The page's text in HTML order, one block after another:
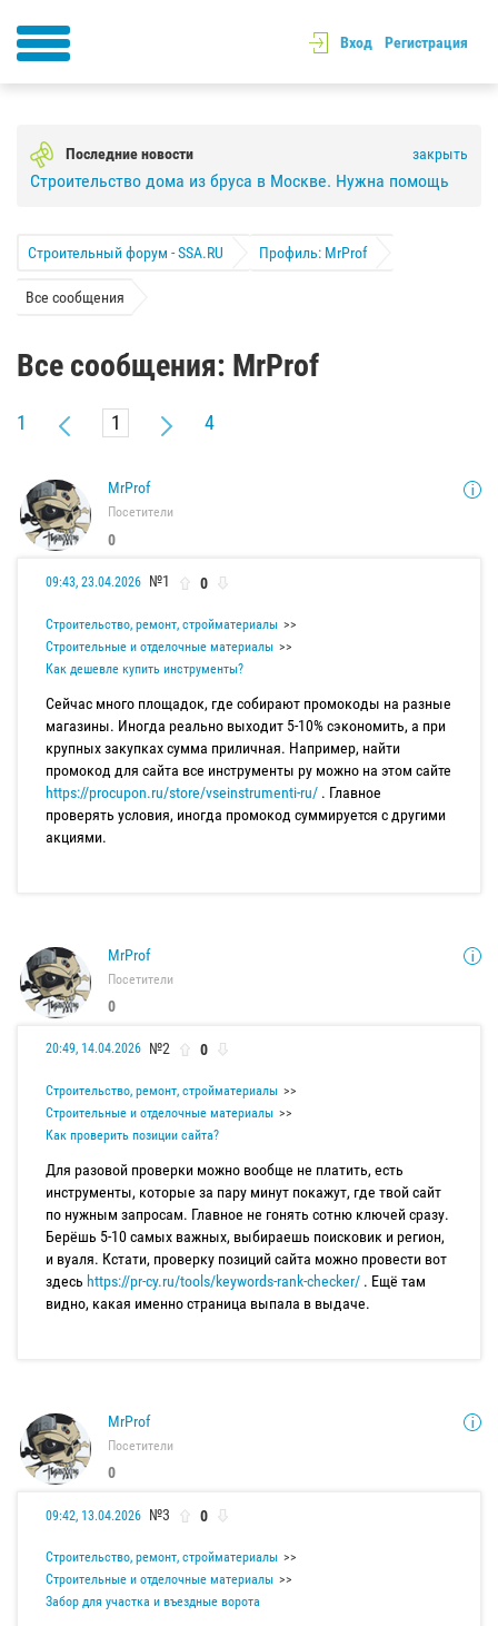
Вход Регистрация
Последние новости закрыть
Строительство дома из бруса в Москве. Нужна помощь
Строительный форум - SSA.RU Профиль: MrProf
Все сообщения
Все сообщения: MrProf
1 4
MrProf
Посетители
0
09:43, 23.04.2026 №1 0
Строительство, ремонт, стройматериалы
Строительные и отделочные материалы
Как дешевле купить инструменты?
Сейчас много площадок, где собирают промокоды на разные
магазины. Иногда реально выходит 5-10% сэкономить, а при
крупных закупках сумма приличная. Например, найти
промокод для сайта все инструменты ру можно на этом сайте
https://procupon.ru/store/vseinstrumenti-ru/ . Главное
проверять условия, иногда промокод суммируется с другими
акциями.
MrProf
Посетители
0
20:49, 14.04.2026 №2 0
Строительство, ремонт, стройматериалы
Строительные и отделочные материалы
Как проверить позиции сайта?
Для разовой проверки можно вообще не платить, есть
инструменты, которые за пару минут покажут, где твой сайт
по нужным запросам. Главное не гонять сотню ключей сразу.
Берёшь 5-10 самых важных, выбираешь поисковик и регион,
и вуаля. Кстати, проверку позиций сайта можно провести вот
здесь https://pr-cy.ru/tools/keywords-rank-checker/ . Ещё там
видно, какая именно страница выпала в выдаче.
MrProf
Посетители
0
09:42, 13.04.2026 №3 0
Строительство, ремонт, стройматериалы
Строительные и отделочные материалы
Забор для участка и въездные ворота